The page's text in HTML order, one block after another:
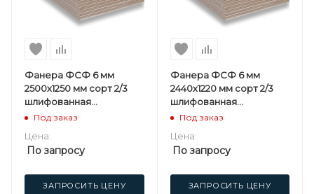
Фанера ФСФ 6 мм
2500х1250 мм сорт 2/3
шлифованная
березовая
Под заказ
Цена:
По запросу
ЗАПРОСИТЬ ЦЕНУ
Фанера ФСФ 6 мм
2440х1220 мм сорт 2/3
шлифованная
березовая
Под заказ
Цена:
По запросу
ЗАПРОСИТЬ ЦЕНУ